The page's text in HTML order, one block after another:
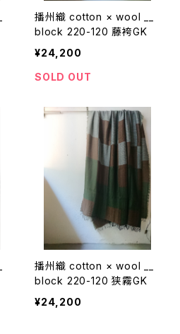
播州織 cotton × wool __
block 220-120 藤袴GK
¥24,200
SOLD OUT
播州織 cotton × wool __
block 220-120 狭霧GK
¥24,200